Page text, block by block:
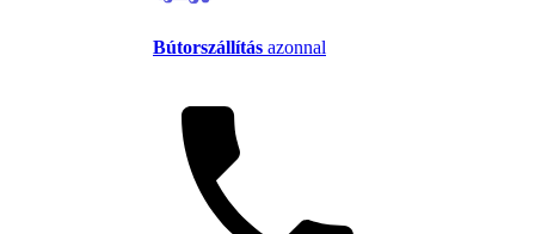
Bútorszállítás azonnal